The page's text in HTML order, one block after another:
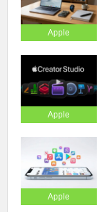
Apple
Apple
Apple